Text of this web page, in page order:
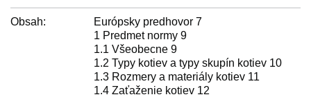
Obsah:
Európsky predhovor 7
1 Predmet normy 9
1.1 Všeobecne 9
1.2 Typy kotiev a typy skupín kotiev 10
1.3 Rozmery a materiály kotiev 11
1.4 Zaťaženie kotiev 12